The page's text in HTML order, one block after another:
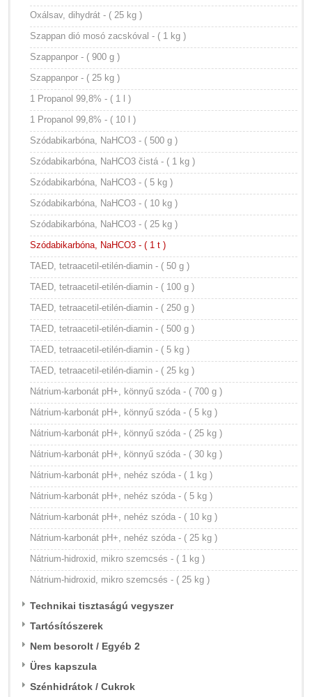
Oxálsav, dihydrát - ( 25 kg )
Szappan dió mosó zacskóval - ( 1 kg )
Szappanpor - ( 900 g )
Szappanpor - ( 25 kg )
1 Propanol 99,8% - ( 1 l )
1 Propanol 99,8% - ( 10 l )
Szódabikarbóna, NaHCO3 - ( 500 g )
Szódabikarbóna, NaHCO3 čistá - ( 1 kg )
Szódabikarbóna, NaHCO3 - ( 5 kg )
Szódabikarbóna, NaHCO3 - ( 10 kg )
Szódabikarbóna, NaHCO3 - ( 25 kg )
Szódabikarbóna, NaHCO3 - ( 1 t )
TAED, tetraacetil-etilén-diamin - ( 50 g )
TAED, tetraacetil-etilén-diamin - ( 100 g )
TAED, tetraacetil-etilén-diamin - ( 250 g )
TAED, tetraacetil-etilén-diamin - ( 500 g )
TAED, tetraacetil-etilén-diamin - ( 5 kg )
TAED, tetraacetil-etilén-diamin - ( 25 kg )
Nátrium-karbonát pH+, könnyű szóda - ( 700 g )
Nátrium-karbonát pH+, könnyű szóda - ( 5 kg )
Nátrium-karbonát pH+, könnyű szóda - ( 25 kg )
Nátrium-karbonát pH+, könnyű szóda - ( 30 kg )
Nátrium-karbonát pH+, nehéz szóda - ( 1 kg )
Nátrium-karbonát pH+, nehéz szóda - ( 5 kg )
Nátrium-karbonát pH+, nehéz szóda - ( 10 kg )
Nátrium-karbonát pH+, nehéz szóda - ( 25 kg )
Nátrium-hidroxid, mikro szemcsés - ( 1 kg )
Nátrium-hidroxid, mikro szemcsés - ( 25 kg )
Technikai tisztaságú vegyszer
Tartósítószerek
Nem besorolt / Egyéb 2
Üres kapszula
Szénhidrátok / Cukrok